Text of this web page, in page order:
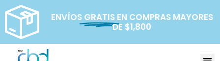
contenido
ENVÍOS GRATIS EN COMPRAS MAYORES
DE $1,800